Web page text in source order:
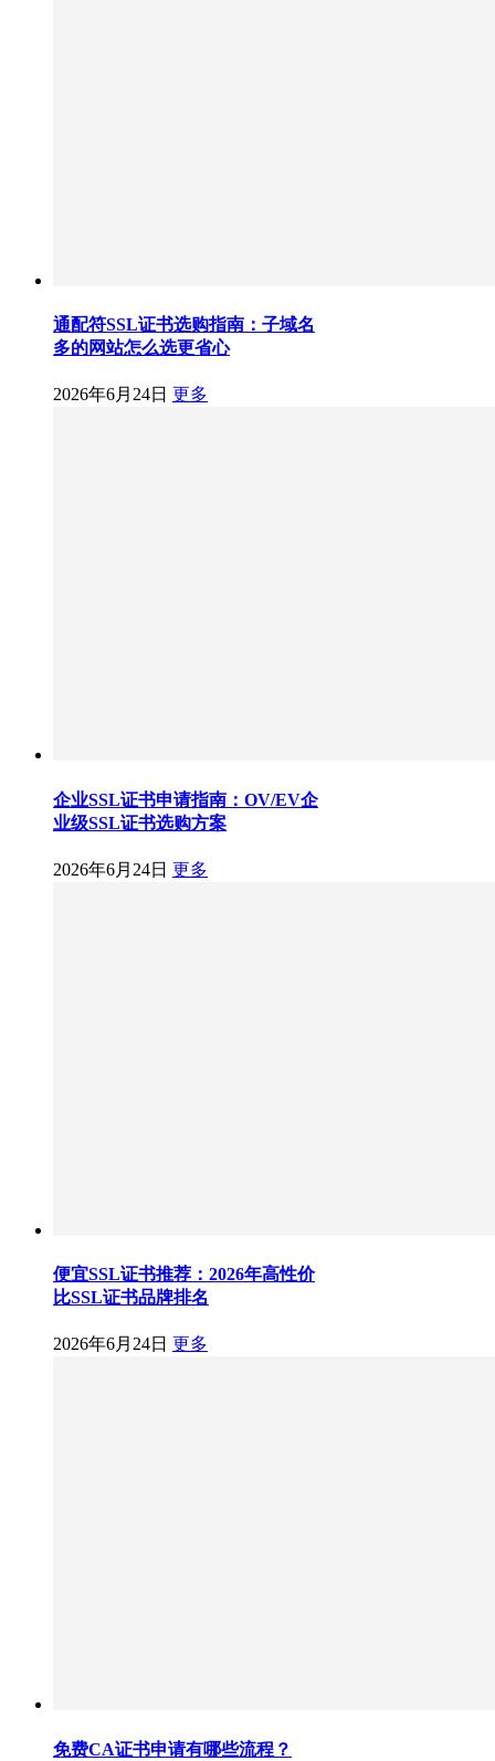
通配符SSL证书选购指南：子域名
多的网站怎么选更省心
2026年6月24日 更多
企业SSL证书申请指南：OV/EV企
业级SSL证书选购方案
2026年6月24日 更多
便宜SSL证书推荐：2026年高性价
比SSL证书品牌排名
2026年6月24日 更多
免费CA证书申请有哪些流程？